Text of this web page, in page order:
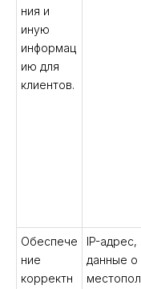
ния и
иную
информац
ию для
клиентов.
Обеспече
ние
корректн
IP-адрес,
данные о
местопол